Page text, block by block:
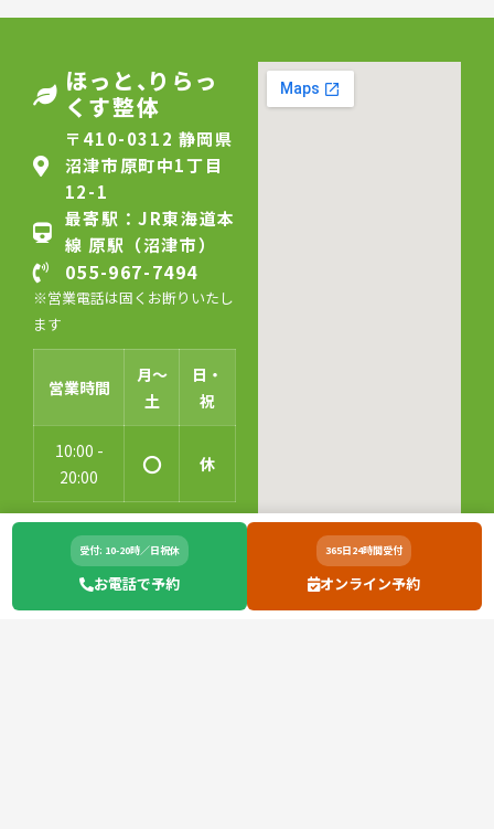
受付: 10-20時／日祝休
お電話で予約
365日24時間受付
オンライン予約
ほっと 、りらっ
くす整体
〒410-0312 静岡県
沼津市原町中1丁目
12-1
最寄駅：JR東海道本
線 原駅（沼津市）
055-967-7494
※営業電話は固くお断りいたし
ます
営業時間
月〜
土
日・
祝
10:00 -
20:00
〇 休